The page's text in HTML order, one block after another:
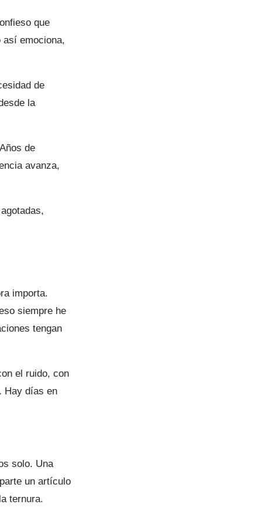
que
emociona,
de
la
de
avanza,
importa.
siempre he
tengan
el ruido, con
Hay días en
solo. Una
un artículo
ternura.